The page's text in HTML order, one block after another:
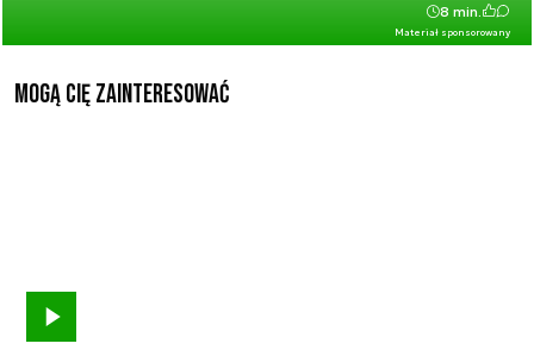
Materiał sponsorowany
8 min.
Mogą Cię zainteresować